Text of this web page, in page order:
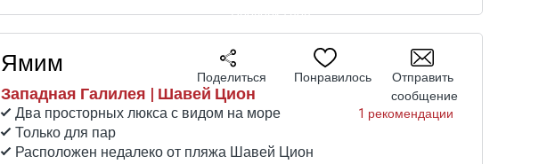
Проверка цен
Ямим
Западная Галилея | Шавей Цион
1 рекомендации
Два просторных люкса с видом на море
Только для пар
Расположен недалеко от пляжа Шавей Цион
Поделиться Понравилось
Отправить
сообщение